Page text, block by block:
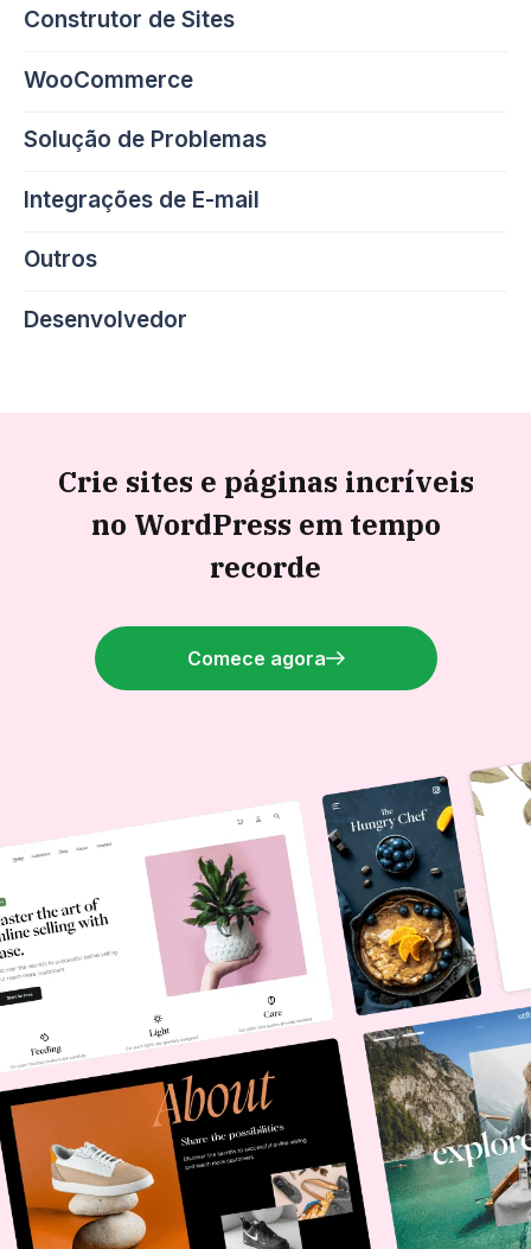
Construtor de Sites
WooCommerce
Solução de Problemas
Integrações de E-mail
Outros
Desenvolvedor
Crie sites e páginas incríveis
no WordPress em tempo
recorde
Comece agora